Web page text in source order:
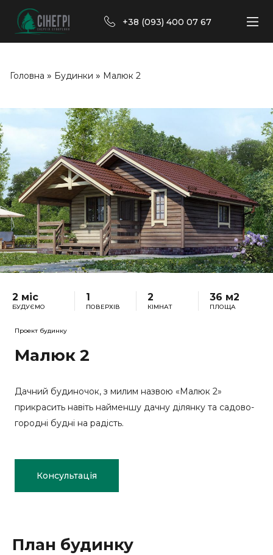
+38 (093) 400 07 67
Головна » Будинки » Малюк 2
2 міс
БУДУЄМО
1
ПОВЕРХІВ
2
КІМНАТ
36 м2
ПЛОЩА
Проект будинку
Малюк 2
Дачний будиночок, з милим назвою «Малюк 2»
прикрасить навіть найменшу дачну ділянку та садово-
городні будні на радість.
Консультація
План будинку